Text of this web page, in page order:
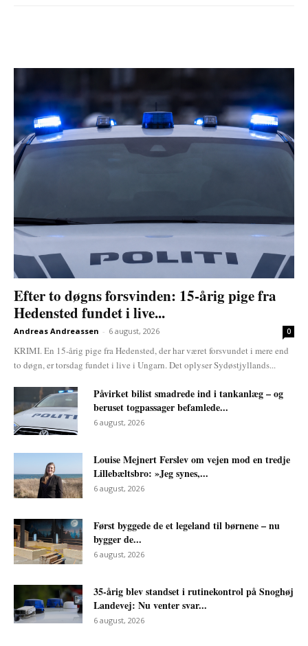
Efter to døgns forsvinden: 15-årig pige fra
Hedensted fundet i live...
Andreas Andreassen - 6 august, 2026 0
KRIMI. En 15-årig pige fra Hedensted, der har været forsvundet i mere end
to døgn, er torsdag fundet i live i Ungarn. Det oplyser Sydøstjyllands...
Påvirket bilist smadrede ind i tankanlæg – og
beruset togpassager befamlede...
6 august, 2026
Louise Mejnert Ferslev om vejen mod en tredje
Lillebæltsbro: »Jeg synes,...
6 august, 2026
Først byggede de et legeland til børnene – nu
bygger de...
6 august, 2026
35-årig blev standset i rutinekontrol på Snoghøj
Landevej: Nu venter svar...
6 august, 2026